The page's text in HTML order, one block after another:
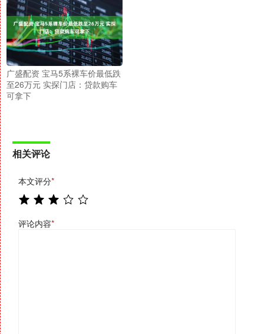
广盛配资 宝马5系裸车价最低跌
至26万元 实探门店：贷款购车
可拿下
相关评论
本文评分*
评论内容*